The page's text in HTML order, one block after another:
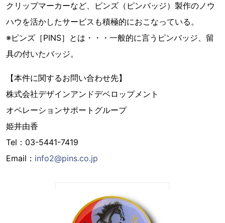
クリップマーカーなど、ピンズ（ピンバッジ）製作のノウ
ハウを活かしたサービスも積極的におこなっている。
※ピンズ［PINS］とは・・・一般的に言うピンバッジ、留
具の付いたバッジ。
【本件に関するお問い合わせ先】
株式会社デザインアンドデベロップメント
オペレーションサポートグループ
姫井由香
Tel：03-5441-7419
Email： info2@pins.co.jp